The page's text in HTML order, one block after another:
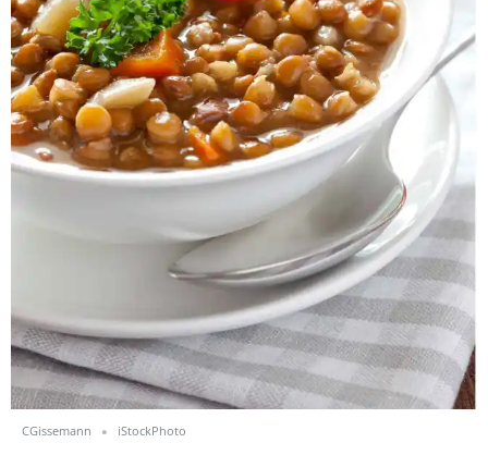
CGissemann iStockPhoto